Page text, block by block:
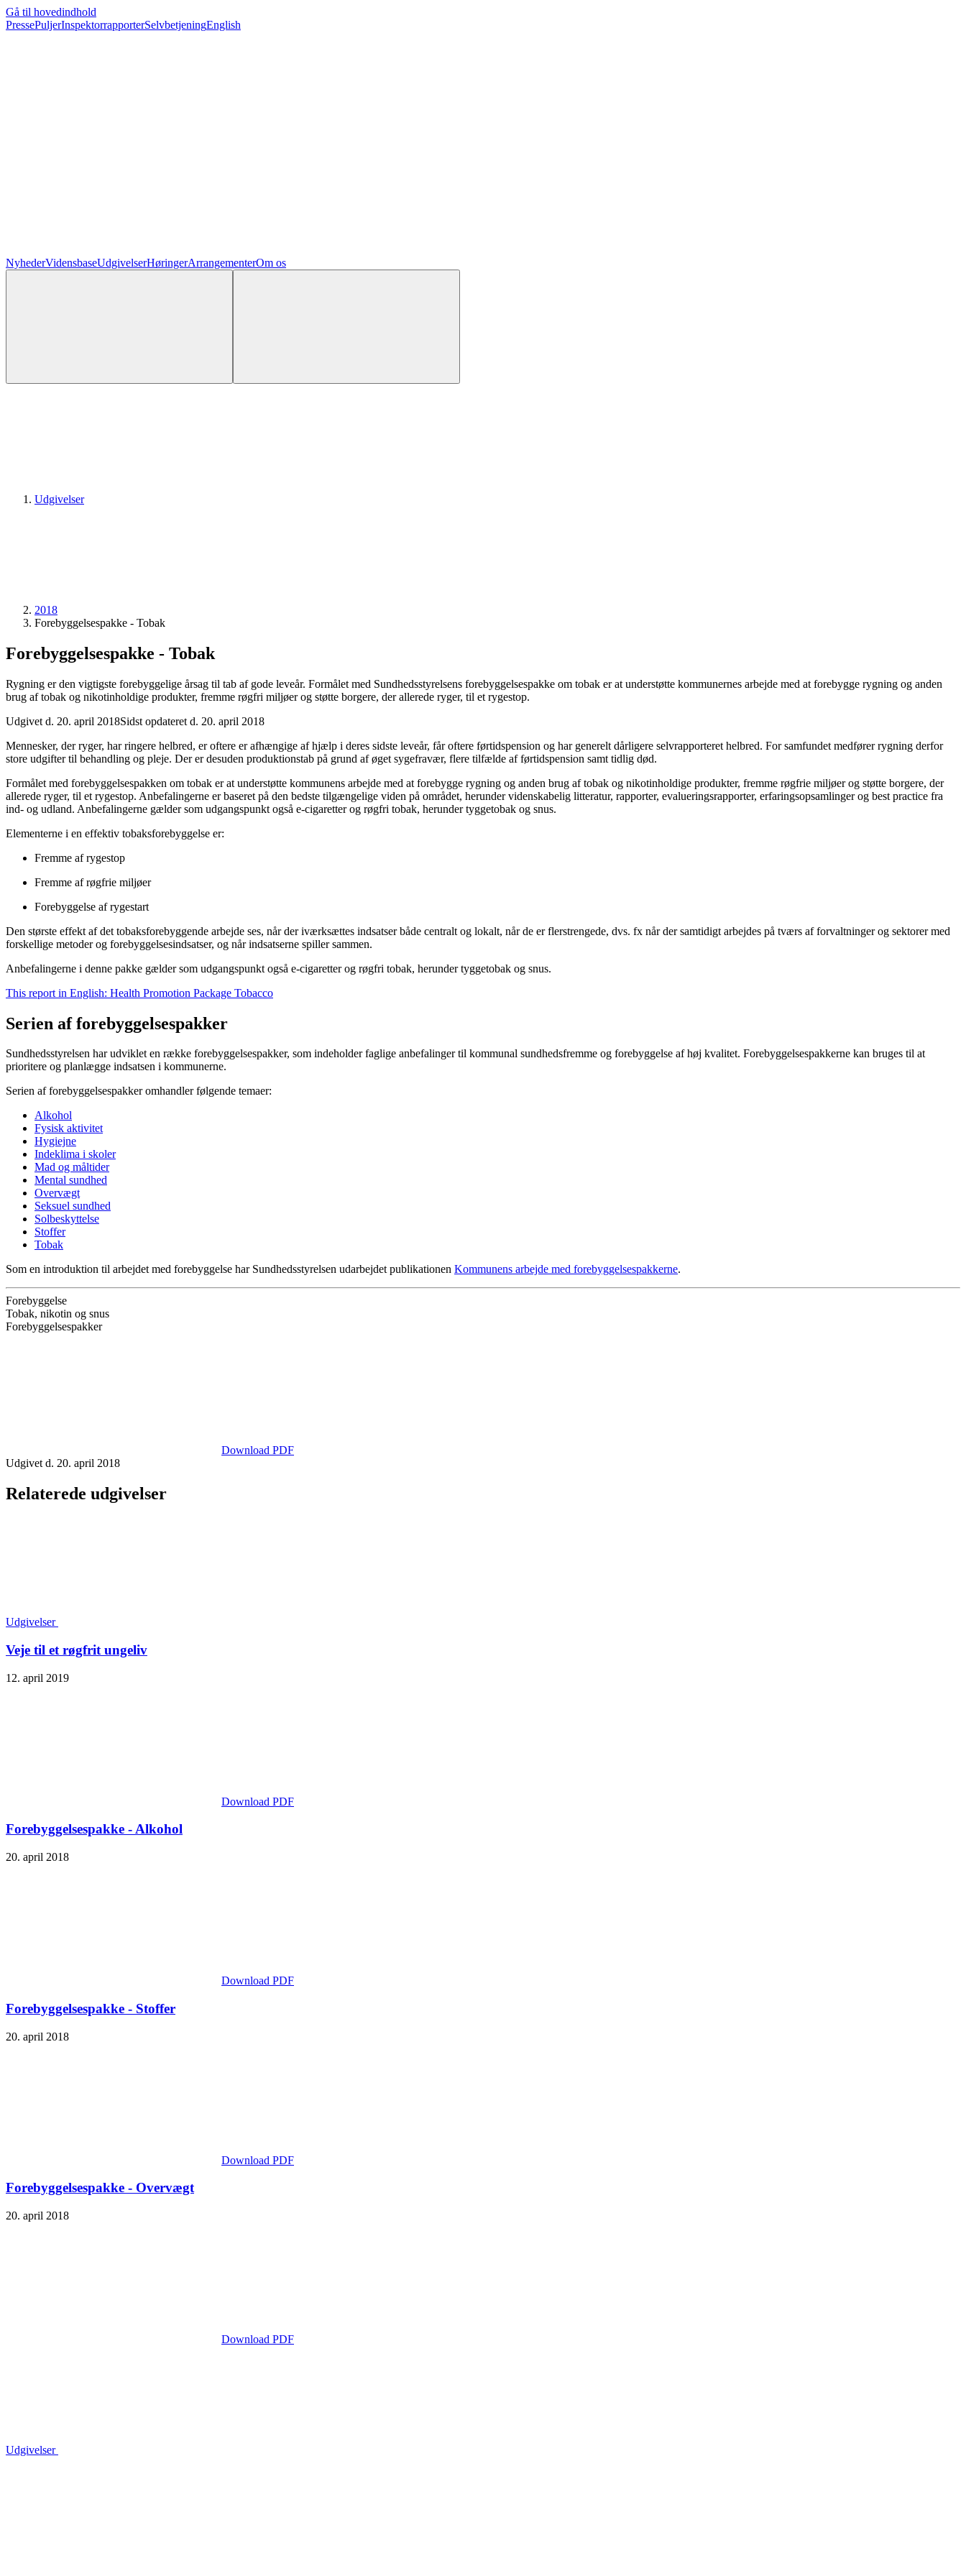
Gå til hovedindhold
PressePuljerInspektorrapporterSelvbetjeningEnglish
NyhederVidensbaseUdgivelserHøringerArrangementerOm os
Udgivelser
2018
Forebyggelses­pakke - Tobak
Forebyggelses­pakke - Tobak
Rygning er den vigtigste forebyggelige årsag til tab af gode leveår. Formålet med Sundhedsstyrelsens forebyggelsespakke om tobak er at understøtte kommunernes arbejde med at forebygge rygning og anden
brug af tobak og nikotinholdige produkter, fremme røgfri miljøer og støtte borgere, der allerede ryger, til et rygestop.
Udgivet d. 20. april 2018Sidst opdateret d. 20. april 2018
Mennesker, der ryger, har ringere helbred, er oftere er afhængige af hjælp i deres sidste leveår, får oftere førtidspension og har generelt dårligere selvrapporteret helbred. For samfundet medfører rygning derfor
store udgifter til behandling og pleje. Der er desuden produktionstab på grund af øget sygefravær, flere tilfælde af førtidspension samt tidlig død.
Formålet med forebyggelsespakken om tobak er at understøtte kommunens arbejde med at forebygge rygning og anden brug af tobak og nikotinholdige produkter, fremme røgfrie miljøer og støtte borgere, der
allerede ryger, til et rygestop. Anbefalingerne er baseret på den bedste tilgængelige viden på området, herunder videnskabelig litteratur, rapporter, evalueringsrapporter, erfaringsopsamlinger og best practice fra
ind- og udland. Anbefalingerne gælder som udgangspunkt også e-cigaretter og røgfri tobak, herunder tyggetobak og snus.
Elementerne i en effektiv tobaksforebyggelse er:
Fremme af rygestop
Fremme af røgfrie miljøer
Forebyggelse af rygestart
Den største effekt af det tobaksforebyggende arbejde ses, når der iværksættes indsatser både centralt og lokalt, når de er flerstrengede, dvs. fx når der samtidigt arbejdes på tværs af forvaltninger og sektorer med
forskellige metoder og forebyggelsesindsatser, og når indsatserne spiller sammen.
Anbefalingerne i denne pakke gælder som udgangspunkt også e-cigaretter og røgfri tobak, herunder tyggetobak og snus.
This report in English: Health Promotion Package Tobacco
Serien af forebyggelsespakker
Sundhedsstyrelsen har udviklet en række forebyggelsespakker, som indeholder faglige anbefalinger til kommunal sundhedsfremme og forebyggelse af høj kvalitet. Forebyggelsespakkerne kan bruges til at
prioritere og planlægge indsatsen i kommunerne.
Serien af forebyggelsespakker omhandler følgende temaer:
Alkohol
Fysisk aktivitet
Hygiejne
Indeklima i skoler
Mad og måltider
Mental sundhed
Overvægt
Seksuel sundhed
Solbeskyttelse
Stoffer
Tobak
Som en introduktion til arbejdet med forebyggelse har Sundhedsstyrelsen udarbejdet publikationen Kommunens arbejde med forebyggelsespakkerne.
Forebyggelse
Tobak, nikotin og snus
Forebyggelsespakker
Download PDF
Udgivet d. 20. april 2018
Relaterede udgivelser
Udgivelser
Veje til et røgfrit ungeliv
12. april 2019
Download PDF
Forebyggelsespakke - Alkohol
20. april 2018
Download PDF
Forebyggelses­pakke - Stoffer
20. april 2018
Download PDF
Forebyggelses­pakke - Overvægt
20. april 2018
Download PDF
Udgivelser